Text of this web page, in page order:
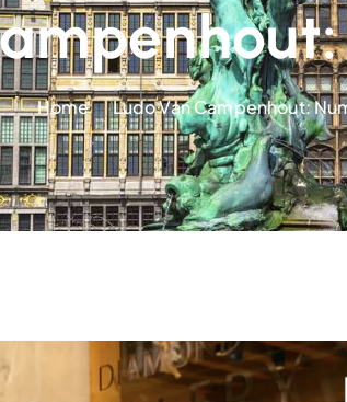
Home Ludo Van Campenhout: